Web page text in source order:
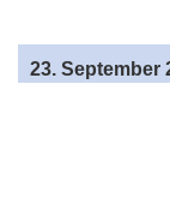
23. September